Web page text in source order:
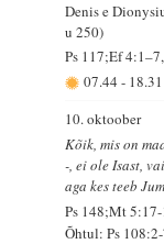
Denis e
u 250)
Ps 117;Ef
07.44- 18.31
10. oktoober
Kõik, mis on
-, ei ole Isast,
aga kes teeb
Ps 148;Mt
Õhtul: Ps